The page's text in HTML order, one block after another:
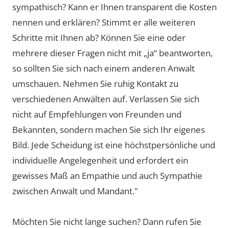
sympathisch? Kann er Ihnen transparent die Kosten
nennen und erklären? Stimmt er alle weiteren
Schritte mit Ihnen ab? Können Sie eine oder
mehrere dieser Fragen nicht mit „ja“ beantworten,
so sollten Sie sich nach einem anderen Anwalt
umschauen. Nehmen Sie ruhig Kontakt zu
verschiedenen Anwälten auf. Verlassen Sie sich
nicht auf Empfehlungen von Freunden und
Bekannten, sondern machen Sie sich Ihr eigenes
Bild. Jede Scheidung ist eine höchstpersönliche und
individuelle Angelegenheit und erfordert ein
gewisses Maß an Empathie und auch Sympathie
zwischen Anwalt und Mandant."
Möchten Sie nicht lange suchen? Dann rufen Sie